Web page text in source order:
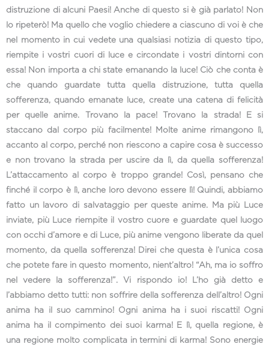
distruzione di alcuni Paesi! Anche di questo si è già parlato! Non
lo ripeterò! Ma quello che voglio chiedere a ciascuno di voi è che
nel momento in cui vedete una qualsiasi notizia di questo tipo,
riempite i vostri cuori di luce e circondate i vostri dintorni con
essa! Non importa a chi state emanando la luce! Ciò che conta è
che quando guardate tutta quella distruzione, tutta quella
sofferenza, quando emanate luce, create una catena di felicità
per quelle anime. Trovano la pace! Trovano la strada! E si
staccano dal corpo più facilmente! Molte anime rimangono lì,
accanto al corpo, perché non riescono a capire cosa è successo
e non trovano la strada per uscire da lì, da quella sofferenza!
L’attaccamento al corpo è troppo grande! Così, pensano che
finché il corpo è lì, anche loro devono essere lì! Quindi, abbiamo
fatto un lavoro di salvataggio per queste anime. Ma più Luce
inviate, più Luce riempite il vostro cuore e guardate quel luogo
con occhi d’amore e di Luce, più anime vengono liberate da quel
momento, da quella sofferenza! Direi che questa è l’unica cosa
che potete fare in questo momento, nient’altro! “Ah, ma io soffro
nel vedere la sofferenza!”. Vi rispondo io! L’ho già detto e
l’abbiamo detto tutti: non soffrire della sofferenza dell’altro! Ogni
anima ha il suo cammino! Ogni anima ha i suoi riscatti! Ogni
anima ha il compimento dei suoi karma! E lì, quella regione, è
una regione molto complicata in termini di karma! Sono energie